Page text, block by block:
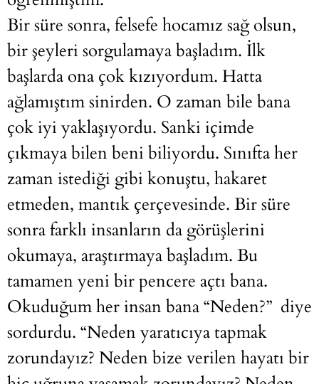
Bir süre sonra, felsefe hocamız sağ olsun,
bir şeyleri sorgulamaya başladım. İlk
başlarda ona çok kızıyordum. Hatta
ağlamıştım sinirden. O zaman bile bana
çok iyi yaklaşıyordu. Sanki içimde
çıkmaya bilen beni biliyordu. Sınıfta her
zaman istediği gibi konuştu, hakaret
etmeden, mantık çerçevesinde. Bir süre
sonra farklı insanların da görüşlerini
okumaya, araştırmaya başladım. Bu
tamamen yeni bir pencere açtı bana.
Okuduğum her insan bana “Neden?” diye
sordurdu. “Neden yaratıcıya tapmak
zorundayız? Neden bize verilen hayatı bir